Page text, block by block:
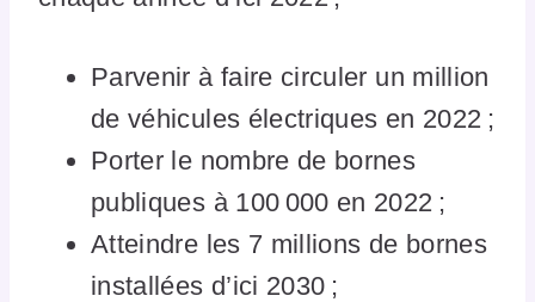
Parvenir à faire circuler un million
de véhicules électriques en 2022 ;
Porter le nombre de bornes
publiques à 100 000 en 2022 ;
Atteindre les 7 millions de bornes
installées d’ici 2030 ;